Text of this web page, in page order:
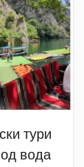
тури
вода